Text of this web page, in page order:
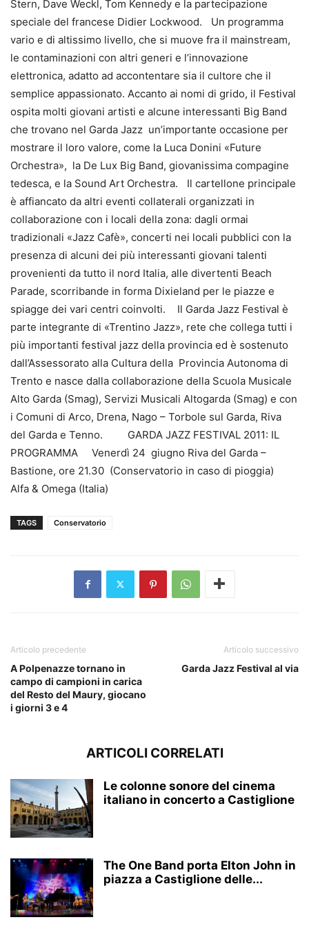
Stern, Dave Weckl, Tom Kennedy e la partecipazione
speciale del francese Didier Lockwood. Un programma
vario e di altissimo livello, che si muove fra il mainstream,
le contaminazioni con altri generi e l’innovazione
elettronica, adatto ad accontentare sia il cultore che il
semplice appassionato. Accanto ai nomi di grido, il Festival
ospita molti giovani artisti e alcune interessanti Big Band
che trovano nel Garda Jazz un’importante occasione per
mostrare il loro valore, come la Luca Donini «Future
Orchestra», la De Lux Big Band, giovanissima compagine
tedesca, e la Sound Art Orchestra. Il cartellone principale
è affiancato da altri eventi collaterali organizzati in
collaborazione con i locali della zona: dagli ormai
tradizionali «Jazz Cafè», concerti nei locali pubblici con la
presenza di alcuni dei più interessanti giovani talenti
provenienti da tutto il nord Italia, alle divertenti Beach
Parade, scorribande in forma Dixieland per le piazze e
spiagge dei vari centri coinvolti. Il Garda Jazz Festival è
parte integrante di «Trentino Jazz», rete che collega tutti i
più importanti festival jazz della provincia ed è sostenuto
dall’Assessorato alla Cultura della Provincia Autonoma di
Trento e nasce dalla collaborazione della Scuola Musicale
Alto Garda (Smag), Servizi Musicali Altogarda (Smag) e con
i Comuni di Arco, Drena, Nago – Torbole sul Garda, Riva
del Garda e Tenno. GARDA JAZZ FESTIVAL 2011: IL
PROGRAMMA Venerdì 24 giugno Riva del Garda –
Bastione, ore 21.30 (Conservatorio in caso di pioggia)
Alfa & Omega (Italia)
TAGS Conservatorio
Articolo precedente
A Polpenazze tornano in
campo di campioni in carica
del Resto del Maury, giocano
i giorni 3 e 4
Articolo successivo
Garda Jazz Festival al via
ARTICOLI CORRELATI
Le colonne sonore del cinema
italiano in concerto a Castiglione
The One Band porta Elton John in
piazza a Castiglione delle...